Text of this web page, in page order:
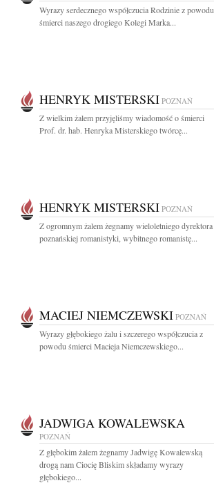
Wyrazy serdecznego współczucia Rodzinie z powodu
śmierci naszego drogiego Kolegi Marka...
HENRYK MISTERSKI POZNAŃ
Z wielkim żalem przyjęliśmy wiadomość o śmierci
Prof. dr. hab. Henryka Misterskiego twórcę...
HENRYK MISTERSKI POZNAŃ
Z ogromnym żalem żegnamy wieloletniego dyrektora
poznańskiej romanistyki, wybitnego romanistę...
MACIEJ NIEMCZEWSKI POZNAŃ
Wyrazy głębokiego żalu i szczerego współczucia z
powodu śmierci Macieja Niemczewskiego...
JADWIGA KOWALEWSKA
POZNAŃ
Z głębokim żalem żegnamy Jadwigę Kowalewską
drogą nam Ciocię Bliskim składamy wyrazy
głębokiego...